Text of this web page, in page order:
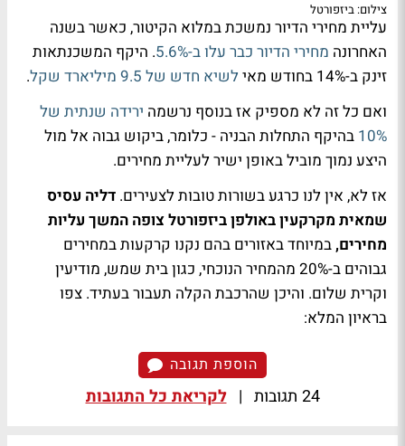
צילום: ביזפורטל
עליית מחירי הדיור נמשכת במלוא הקיטור, כאשר בשנה
האחרונה מחירי הדיור כבר עלו ב-5.6%
. היקף המשכנתאות
זינק ב-14% בחודש מאי
לשיא חדש של 9.5 מיליארד שקל
.
ואם כל זה לא מספיק אז בנוסף נרשמה ירידה שנתית של
10% בהיקף התחלות הבניה - כלומר, ביקוש גבוה אל מול
היצע נמוך מוביל באופן ישיר לעליית מחירים.
אז לא, אין לנו כרגע בשורות טובות לצעירים. דליה עסיס
שמאית מקרקעין באולפן ביזפורטל צופה המשך עליות
מחירים,במיוחד באזורים בהם נקנו קרקעות במחירים
גבוהים ב-20% מהמחיר הנוכחי, כגון בית שמש, מודיעין
וקרית שלום. והיכן שהרכבת הקלה תעבור בעתיד. צפו
בראיון המלא:
הוספת תגובה
24 תגובות | לקריאת כל התגובות